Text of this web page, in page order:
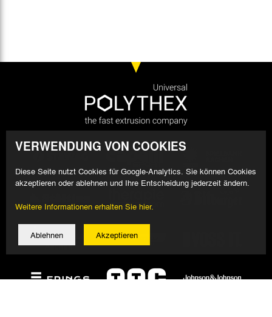
VERWENDUNG VON COOKIES
Diese Seite nutzt Cookies für Google-Analytics. Sie können Cookies
akzeptieren oder ablehnen und Ihre Entscheidung jederzeit ändern.
Weitere Informationen erhalten Sie hier.
Ablehnen Akzeptieren